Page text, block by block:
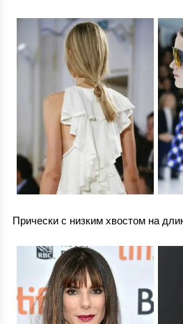
Прически с низким хвостом на